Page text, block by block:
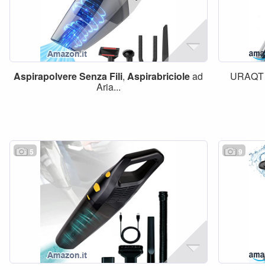
AspirapolvereSenza Fili,Aspirabriciolead
Aria...
5 9